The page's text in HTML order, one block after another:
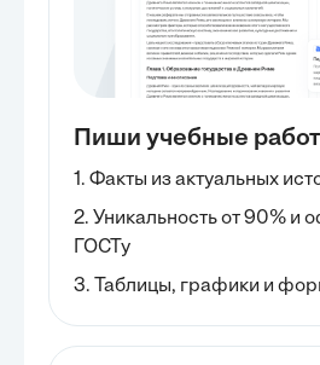
Пиши учебные
1. Факты из актуальных
2. Уникальность от 90% и
ГОСТу
3. Таблицы, графики и